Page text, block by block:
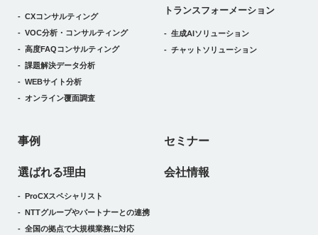
CXコンサルティング
VOC分析・コンサルティング
高度FAQコンサルティング
課題解決データ分析
WEBサイト分析
オンライン覆面調査
トランスフォーメーション
生成AIソリューション
チャットソリューション
事例 セミナー
選ばれる理由
ProCXスペシャリスト
NTTグループやパートナーとの連携
全国の拠点で大規模業務に対応
会社情報